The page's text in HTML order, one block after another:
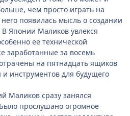
чем просто играть на
появилась мысль о создании
В Японии Маликов увлекся
ее технической
заработанные за восемь
на пятнадцать ящиков
инструментов для будущего
Маликов сразу занялся
прослушано огромное